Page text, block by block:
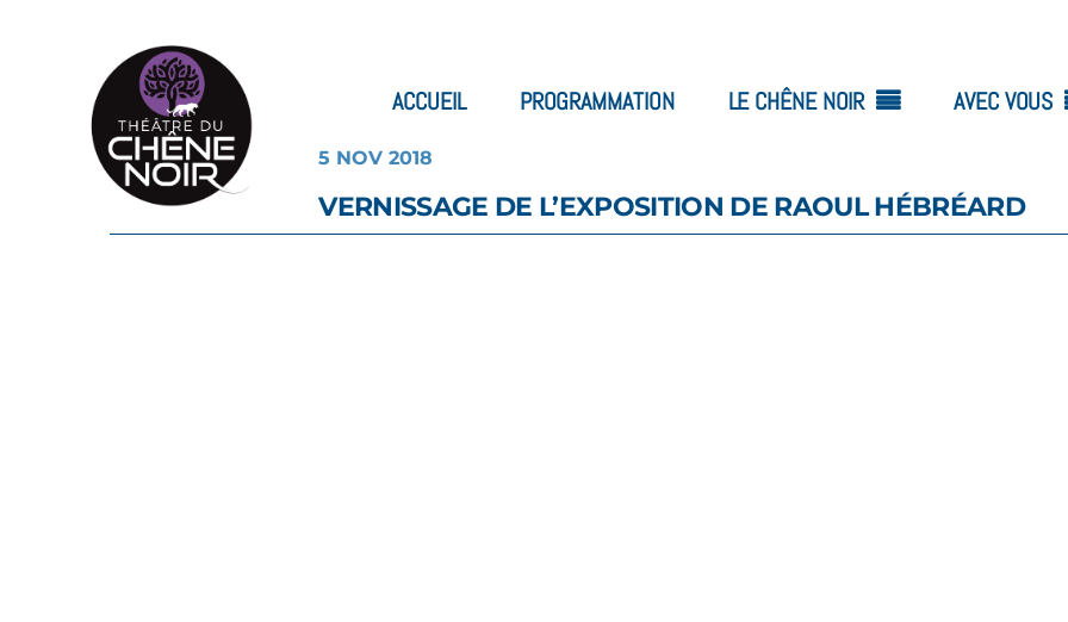
ACCUEIL PROGRAMMATION LE CHÊNE NOIR AVEC VOUS
5 NOV 2018
VERNISSAGE DE L’EXPOSITION DE RAOUL HÉBRÉARD